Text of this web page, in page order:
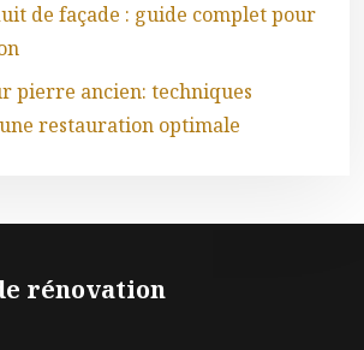
de façade : guide complet pour
pierre ancien: techniques
restauration optimale
rénovation